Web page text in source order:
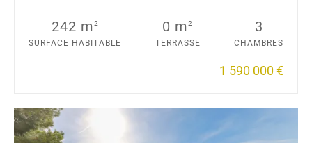
242 m2
SURFACE HABITABLE
0 m2
TERRASSE
3
CHAMBRES
1 590 000 €